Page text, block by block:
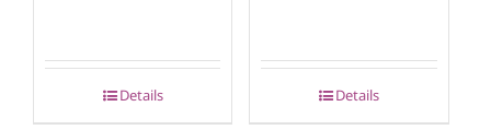
Details Details